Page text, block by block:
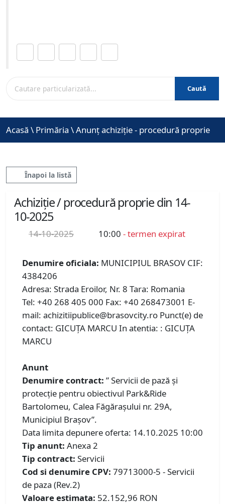
Caută
Acasă \ Primăria \Anunț achiziție - procedură proprie
Înapoi la listă
Achiziție / procedură proprie din 14-
10-2025
14-10-2025 10:00 - termen expirat
Denumire oficiala: MUNICIPIUL BRASOV CIF:
4384206
Adresa: Strada Eroilor, Nr. 8 Tara: Romania
Tel: +40 268 405 000 Fax: +40 268473001 E-
mail: achizitiipublice@brasovcity.ro Punct(e) de
contact: GICUȚA MARCU In atentia: : GICUȚA
MARCU
Anunt
Denumire contract: ” Servicii de pază și
protecție pentru obiectivul Park&Ride
Bartolomeu, Calea Făgărașului nr. 29A,
Municipiul Brașov”.
Data limita depunere oferta: 14.10.2025 10:00
Tip anunt: Anexa 2
Tip contract: Servicii
Cod si denumire CPV: 79713000-5 - Servicii
de paza (Rev.2)
Valoare estimata: 52.152,96 RON